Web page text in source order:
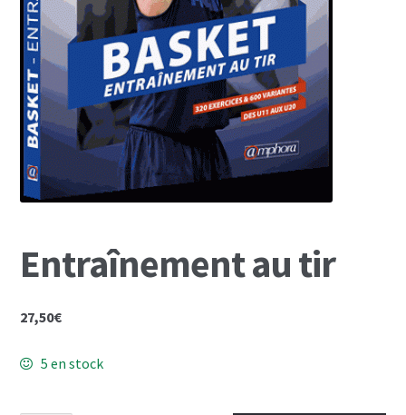
Mon Compte
Panier
Entraînement au tir
27,50€
5 en stock